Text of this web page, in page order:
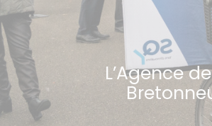
L’Agence